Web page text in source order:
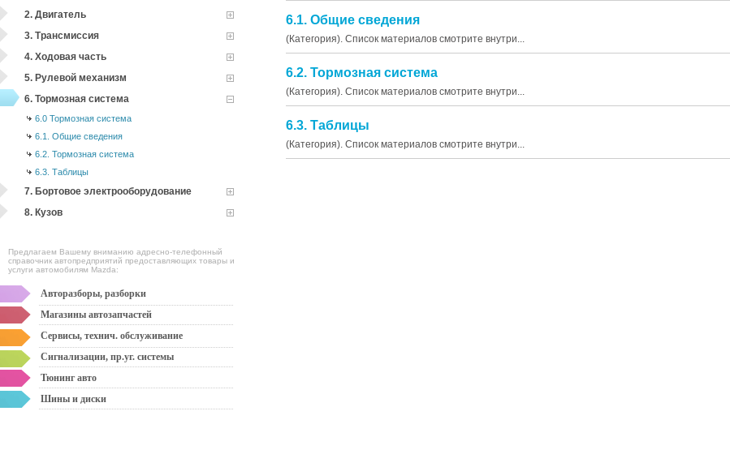
2. Двигатель
3. Трансмиссия
4. Ходовая часть
5. Рулевой механизм
6. Тормозная система
6.0 Тормозная система
6.1. Общие сведения
6.2. Тормозная система
6.3. Таблицы
7. Бортовое электрооборудование
8. Кузов
Предлагаем Вашему вниманию адресно-телефонный
справочник автопредприятий предоставляющих товары и
услуги автомобилям Mazda:
Авторазборы, разборки
Магазины автозапчастей
Сервисы, технич. обслуживание
Сигнализации, пр.уг. системы
Тюнинг авто
Шины и диски
6.1. Общие сведения
(Категория). Список материалов смотрите внутри...
6.2. Тормозная система
(Категория). Список материалов смотрите внутри...
6.3. Таблицы
(Категория). Список материалов смотрите внутри...